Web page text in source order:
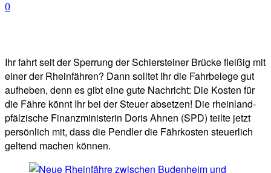
0
Ihr fahrt seit der Sperrung der Schiersteiner Brücke fleißig mit
einer der Rheinfähren? Dann solltet Ihr die Fahrbelege gut
aufheben, denn es gibt eine gute Nachricht: Die Kosten für
die Fähre könnt Ihr bei der Steuer absetzen! Die rheinland-
pfälzische Finanzministerin Doris Ahnen (SPD) teilte jetzt
persönlich mit, dass die Pendler die Fährkosten steuerlich
geltend machen können.